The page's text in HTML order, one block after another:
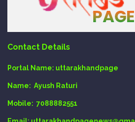
Contact Details
Portal Name: uttarakhandpage
Name: Ayush Raturi
Mobile: 7088882551